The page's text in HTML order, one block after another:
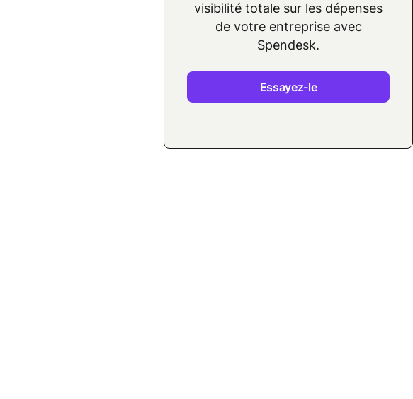
visibilité totale sur les dépenses
de votre entreprise avec
Spendesk.
Essayez-le